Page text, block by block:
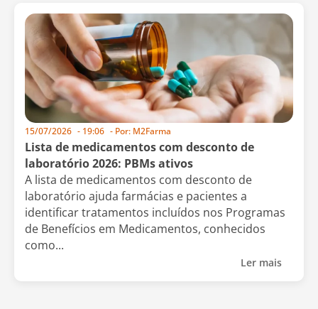
15/07/2026 - 19:06 - Por: M2Farma
Lista de medicamentos com desconto de
laboratório 2026: PBMs ativos
A lista de medicamentos com desconto de
laboratório ajuda farmácias e pacientes a
identificar tratamentos incluídos nos Programas
de Benefícios em Medicamentos, conhecidos
como...
Ler mais